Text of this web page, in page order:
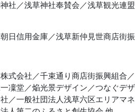
社／浅草神社奉賛会／浅草観光連盟
日信用金庫／浅草新仲見世商店街振
式会社／千束通り商店街振興組合／
凜堂／焔光景デザイン／つなぐデザ
／一般社団法人浅草六区エリアマネ